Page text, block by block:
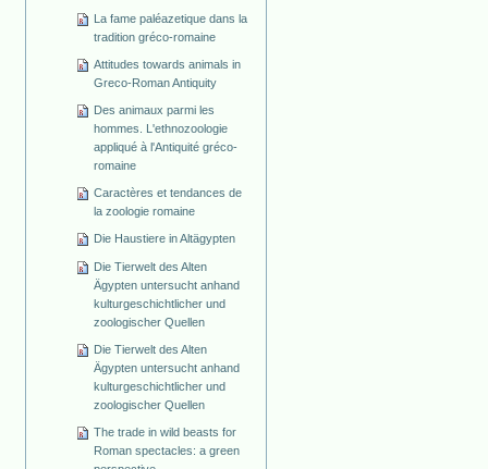
La fame paléazetique dans la
tradition gréco-romaine
Attitudes towards animals in
Greco-Roman Antiquity
Des animaux parmi les
hommes. L'ethnozoologie
appliqué à l'Antiquité gréco-
romaine
Caractères et tendances de
la zoologie romaine
Die Haustiere in Altägypten
Die Tierwelt des Alten
Ägypten untersucht anhand
kulturgeschichtlicher und
zoologischer Quellen
Die Tierwelt des Alten
Ägypten untersucht anhand
kulturgeschichtlicher und
zoologischer Quellen
The trade in wild beasts for
Roman spectacles: a green